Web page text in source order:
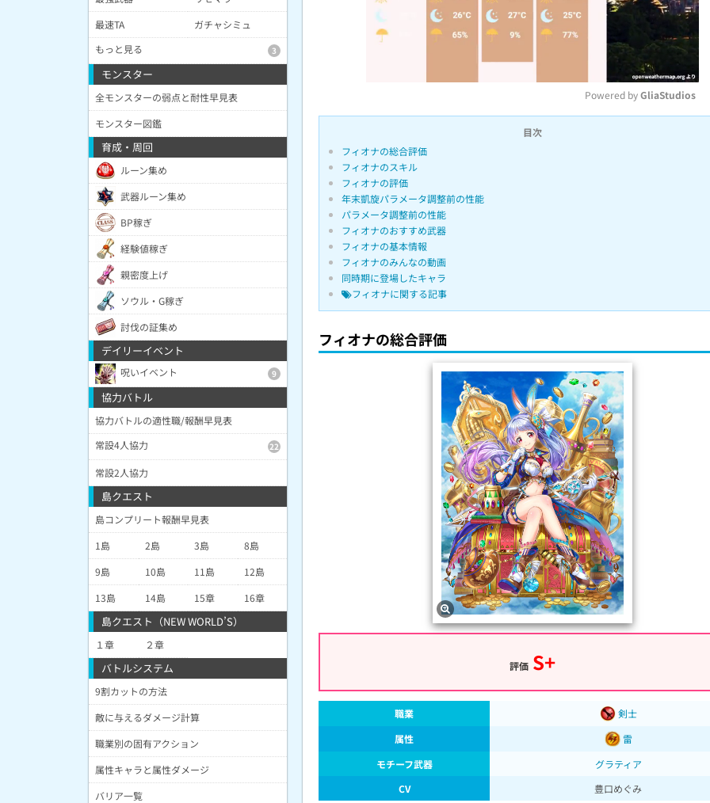
Powered by GliaStudios
目次
フィオナの総合評価
フィオナのスキル
フィオナの評価
年末凱旋パラメータ調整前の性能
パラメータ調整前の性能
フィオナのおすすめ武器
フィオナの基本情報
フィオナのみんなの動画
同時期に登場したキャラ
フィオナに関する記事
フィオナの総合評価
評価 S+
職業
剣士
属性
雷
モチーフ武器
グラティア
CV
豊口めぐみ
最速TA
ガチャシミュ
もっと見る
3
モンスター
全モンスターの弱点と耐性早見表
モンスター図鑑
育成・周回
ルーン集め
武器ルーン集め
BP稼ぎ
経験値稼ぎ
親密度上げ
ソウル・G稼ぎ
討伐の証集め
デイリーイベント
呪いイベント 9
協力バトル
協力バトルの適性職/報酬早見表
常設4人協力
22
常設2人協力
島クエスト
島コンプリート報酬早見表
1島
2島 3島
8島
9島
10島 11島
12島
13島
14島 15章 16章
島クエスト（NEW WORLD’S）
１章 ２章
バトルシステム
9割カットの方法
敵に与えるダメージ計算
職業別の固有アクション
属性キャラと属性ダメージ
バリア一覧